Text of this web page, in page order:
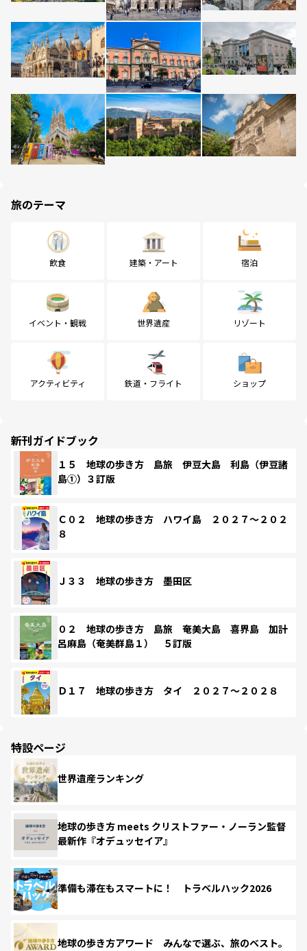
旅のテーマ
飲食 建築・アート 宿泊
イベント・観戦 世界遺産 リゾート
アクティビティ 鉄道・フライト ショップ
新刊ガイドブック
１５ 地球の歩き方 島旅 伊豆大島 利島（伊豆諸
島①）３訂版
Ｃ０２ 地球の歩き方 ハワイ島 ２０２７～２０２
８
Ｊ３３ 地球の歩き方 墨田区
０２ 地球の歩き方 島旅 奄美大島 喜界島 加計
呂麻島（奄美群島１） ５訂版
Ｄ１７ 地球の歩き方 タイ ２０２７～２０２８
特設ページ
世界遺産ランキング
地球の歩き方 meets クリストファー・ノーラン監督
最新作『オデュッセイア』
準備も滞在もスマートに！ トラベルハック2026
地球の歩き方アワード みんなで選ぶ、旅のベスト。